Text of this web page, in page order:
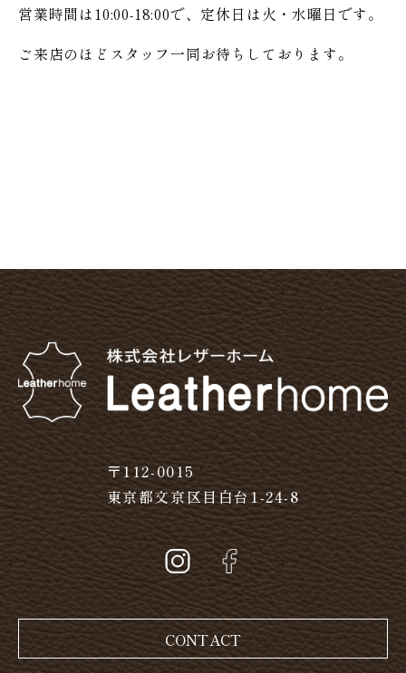
営業時間は10:00-18:00で、定休日は火・水曜日です。
ご来店のほどスタッフ一同お待ちしております。
〒112-0015
東京都文京区目白台1-24-8
CONTACT